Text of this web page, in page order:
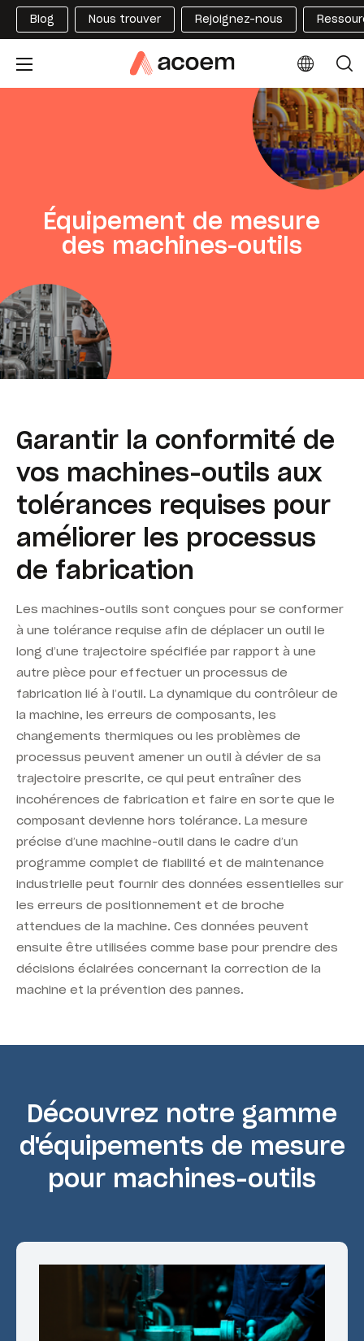
Blog Nous trouver Rejoignez-nous
Équipement de mesure
des machines-outils
Garantir la conformité de
vos machines-outils aux
tolérances requises pour
améliorer les processus
de fabrication
Les machines-outils sont conçues pour se conformer
à une tolérance requise afin de déplacer un outil le
long d’une trajectoire spécifiée par rapport à une
autre pièce pour effectuer un processus de
fabrication lié à l’outil. La dynamique du contrôleur de
la machine, les erreurs de composants, les
changements thermiques ou les problèmes de
processus peuvent amener un outil à dévier de sa
trajectoire prescrite, ce qui peut entraîner des
incohérences de fabrication et faire en sorte que le
composant devienne hors tolérance. La mesure
précise d’une machine-outil dans le cadre d’un
programme complet de fiabilité et de maintenance
industrielle peut fournir des données essentielles sur
les erreurs de positionnement et de broche
attendues de la machine. Ces données peuvent
ensuite être utilisées comme base pour prendre des
décisions éclairées concernant la correction de la
machine et la prévention des pannes.
Découvrez notre gamme
d'équipements de mesure
pour machines-outils